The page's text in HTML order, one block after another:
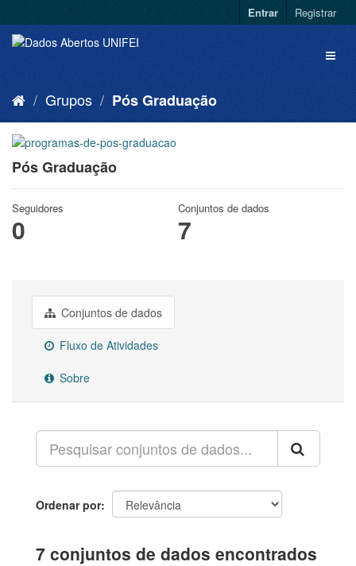
Entrar Registrar
Grupos Pós Graduação
Pós Graduação
Seguidores
0
Conjuntos de dados
7
Conjuntos de dados
Fluxo de Atividades
Sobre
Ordenar por
7 conjuntos de dados encontrados